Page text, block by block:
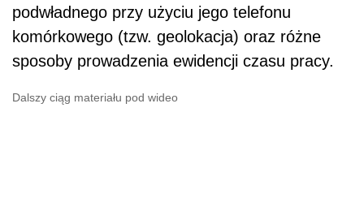
podwładnego przy użyciu jego telefonu
komórkowego (tzw. geolokacja) oraz różne
sposoby prowadzenia ewidencji czasu pracy.
Dalszy ciąg materiału pod wideo